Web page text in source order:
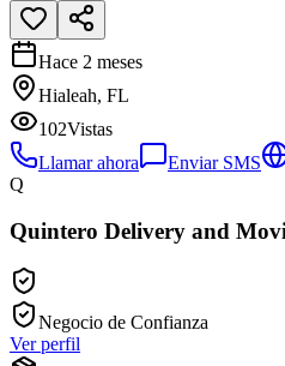
Hace 2 meses
Hialeah, FL
102Vistas
Llamar ahora
Enviar SMS
Q
Quintero Delivery and
Negocio de Confianza
Ver perfil